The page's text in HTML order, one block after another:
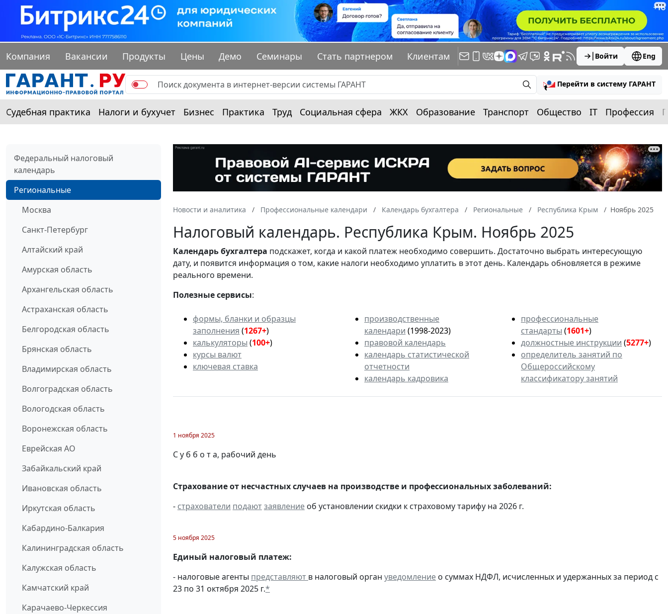
Компания Вакансии Продукты Цены Демо Семинары Стать партнером Клиентам Войти Eng
Перейти в систему ГАРАНТ
Судебная практика Налоги и бухучет Бизнес Практика Труд Социальная сфера ЖКХ Образование Транспорт Общество IT Профессия
Федеральный налоговый
календарь
Региональные
Москва
Санкт-Петербург
Алтайский край
Амурская область
Архангельская область
Астраханская область
Белгородская область
Брянская область
Владимирская область
Волгоградская область
Вологодская область
Воронежская область
Еврейская АО
Забайкальский край
Ивановская область
Иркутская область
Кабардино-Балкария
Калининградская область
Калужская область
Камчатский край
Карачаево-Черкессия
Новости и аналитика Профессиональные календари Календарь бухгалтера Региональные Республика Крым Ноябрь 2025
Налоговый календарь. Республика Крым. Ноябрь 2025
Календарьбухгалтера подскажет, когда и какой платеж необходимо совершить. Достаточно выбрать интересующую
дату, и появится информация о том, какие налоги необходимо уплатить в этот день. Календарь обновляется в режиме
реального времени.
Полезные сервисы:
формы, бланки и образцы
заполнения (1267+)
калькуляторы (100+)
курсы валют
ключевая ставка
производственные
календари (1998-2023)
правовой календарь
календарь статистической
отчетности
календарь кадровика
профессиональные
стандарты (1601+)
должностные инструкции (5277+)
определитель занятий по
Общероссийскому
классификатору занятий
1 ноября 2025
С у б б о т а, рабочий день
Страхование от несчастных случаев на производстве и профессиональных заболеваний:
- страхователи подаютзаявление об установлении скидки к страховому тарифу на 2026 г.
5 ноября 2025
Единый налоговый платеж:
- налоговые агенты представляют в налоговый орган уведомление о суммах НДФЛ, исчисленных и удержанных за период с
23 по 31 октября 2025 г.*